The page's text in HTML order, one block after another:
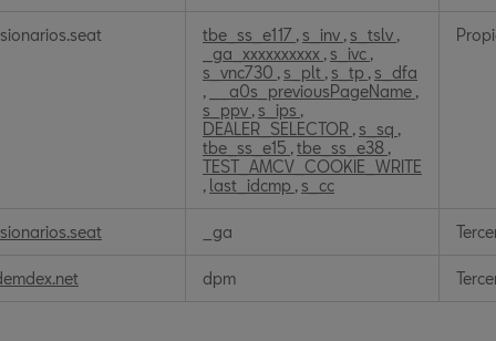
tbe_ss_e117 , s_inv , s_tslv ,
_ga_xxxxxxxxxx , s_ivc ,
s_vnc730 , s_plt , s_tp , s_dfa
,
__a0s_previousPageName ,
s_ppv , s_ips ,
DEALER_SELECTOR , s_sq ,
tbe_ss_e15 ,tbe_ss_e38 ,
TEST_AMCV_COOKIE_WRITE
, last_idcmp , s_cc
_ga
dpm